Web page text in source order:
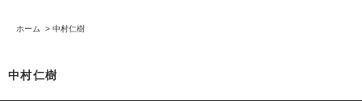
ホーム > 中村仁樹
中村仁樹